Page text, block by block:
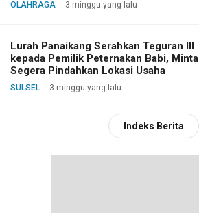
OLAHRAGA 3 minggu yang lalu
Lurah Panaikang Serahkan Teguran III
kepada Pemilik Peternakan Babi, Minta
Segera Pindahkan Lokasi Usaha
SULSEL 3 minggu yang lalu
Indeks Berita